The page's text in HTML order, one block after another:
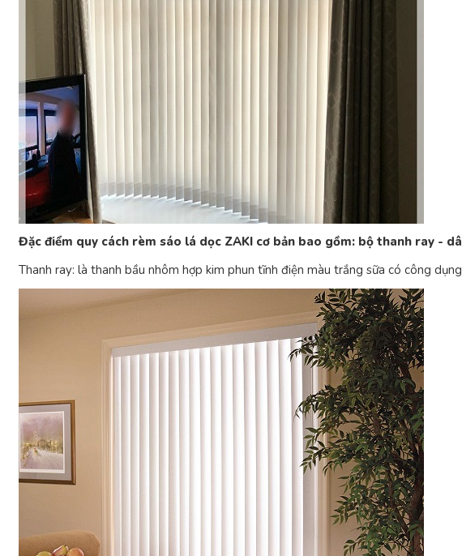
Đặc điểm quy cách rèm sáo lá dọc ZAKI cơ bản bao gồm: bộ thanh ray -
Thanh ray: là thanh bầu nhôm hợp kim phun tĩnh điện màu trắng sữa có công